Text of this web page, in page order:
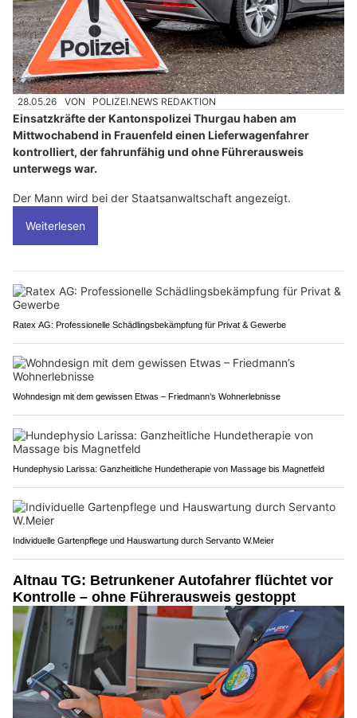
28.05.26 VON POLIZEI.NEWS REDAKTION
Einsatzkräfte der Kantonspolizei Thurgau haben am
Mittwochabend in Frauenfeld einen Lieferwagenfahrer
kontrolliert, der fahrunfähig und ohne Führerausweis
unterwegs war.
Der Mann wird bei der Staatsanwaltschaft angezeigt.
Weiterlesen
Ratex AG: Professionelle Schädlingsbekämpfung für Privat & Gewerbe
Wohndesign mit dem gewissen Etwas – Friedmann’s Wohnerlebnisse
Hundephysio Larissa: Ganzheitliche Hundetherapie von Massage bis Magnetfeld
Individuelle Gartenpflege und Hauswartung durch Servanto W.Meier
Altnau TG: Betrunkener Autofahrer flüchtet vor
Kontrolle – ohne Führerausweis gestoppt